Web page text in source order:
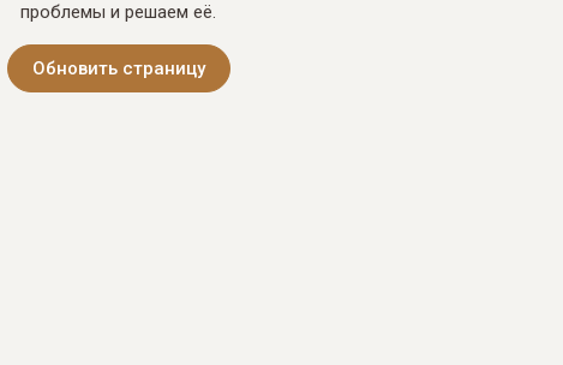
проблемы и решаем её.
Обновить страницу